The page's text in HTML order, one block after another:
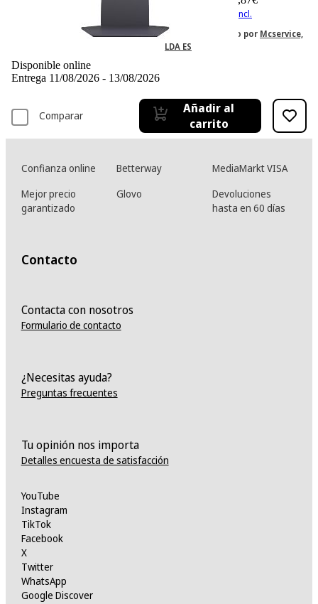
IVA incl., envío no incl.
Vendido y enviado por Mcservice,
LDA ES
Disponible online
Entrega 11/08/2026 - 13/08/2026
Comparar
Añadir al
carrito
Confianza online Betterway
MediaMarkt VISA
Mejor precio
garantizado
Glovo
Devoluciones
hasta en 60 días
Contacto
Contacta con nosotros
Formulario de contacto
¿Necesitas ayuda?
Preguntas frecuentes
Tu opinión nos importa
Detalles encuesta de satisfacción
YouTube
Instagram
TikTok
Facebook
X
Twitter
WhatsApp
Google Discover